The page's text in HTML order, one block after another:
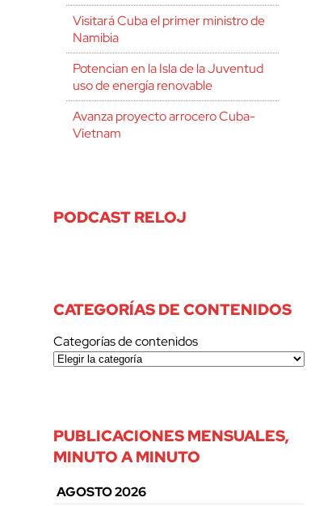
Visitará Cuba el primer ministro de
Namibia
Potencian en la Isla de la Juventud
uso de energía renovable
Avanza proyecto arrocero Cuba-
Vietnam
PODCAST RELOJ
CATEGORÍAS DE CONTENIDOS
Categorías de contenidos
PUBLICACIONES MENSUALES,
MINUTO A MINUTO
AGOSTO 2026